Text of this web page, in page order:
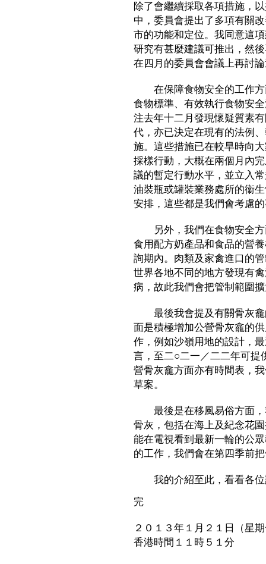
除了會繼續採取各項措施，
中，委員會提出了多項有關
市的功能和定位。我同意這
研究有甚麼建議可推出，然
在四月的委員會會議上再討
在保障食物安全的工作方
食物標準、有效執行食物安
注去年十二月發現懷疑質素
代，亦已決定在現有的法例
施。這些措施已在較早時向
採樣行動，大概在兩個月內
議的暫定行動水平，並立入
油裝瓶或罐裝業務處所的衞
安排，這些都是我們會考慮
另外，我們在食物安全方
食用配方奶產品和食品的營
詢期內。肉類及家禽進口的
世界各地不同的地方發現有
病，故此我們會把管制範圍
最後我會提及有關骨灰龕
面是積極增加公營骨灰龕的
作，例如沙嶺用地的設計，
言，至二○二一／二二年可提
營骨灰龕方面亦有時間表，
草案。
最後是在移風易俗方面，
骨灰，包括在海上及紀念花
能在電視看到最新一輪的公
的工作，我們會在第四季前
我的介紹至此，看看各位
完
２０１３年１月２１日（星
香港時間１１時５１分